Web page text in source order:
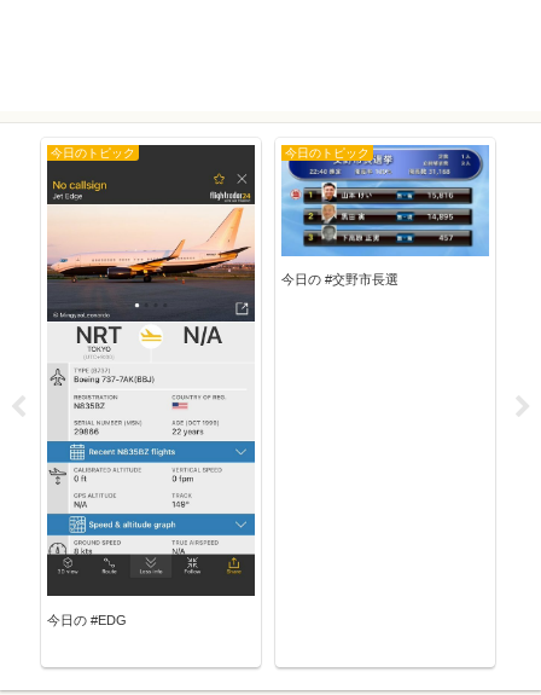
今日のトピック
今日の #EDG
今日のトピック
今日の #交野市長選